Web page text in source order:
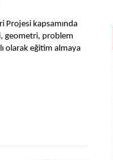
Projesi kapsamında
geometri, problem
olarak eğitim almaya